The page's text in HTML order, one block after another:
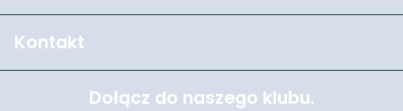
Kontakt
Dołącz do naszego klubu.